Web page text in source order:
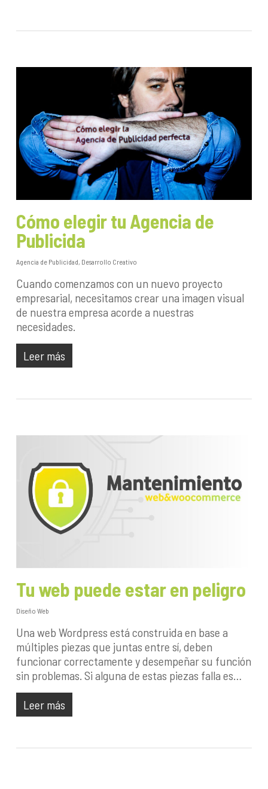
Cómo elegir tu Agencia de
Publicida
Agencia de Publicidad, Desarrollo Creativo
Cuando comenzamos con un nuevo proyecto
empresarial, necesitamos crear una imagen visual
de nuestra empresa acorde a nuestras
necesidades.
Leer más
Tu web puede estar en peligro
Diseño Web
Una web Wordpress está construida en base a
múltiples piezas que juntas entre sí, deben
funcionar correctamente y desempeñar su función
sin problemas. Si alguna de estas piezas falla es…
Leer más